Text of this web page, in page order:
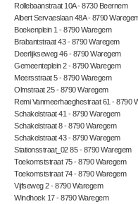
Rollebaanstraat 10A - 8730 Beernem
Albert Servaeslaan 48A - 8790
Boekenplein 1 - 8790 Waregem
Brabantstraat 43 - 8790 Waregem
Deerlijkseweg 46 - 8790 Waregem
Gemeenteplein 2 - 8790 Waregem
Meersstraat 5 - 8790 Waregem
Olmstraat 25 - 8790 Waregem
Remi Vanmeerhaeghestraat 61 - 8790
Schakelstraat 41 - 8790 Waregem
Schakelstraat 8 - 8790 Waregem
Schakelstraat 43 - 8790 Waregem
Stationsstraat_02 85 - 8790 Waregem
Toekomststraat 75 - 8790 Waregem
Toekomststraat 74 - 8790 Waregem
Vijfseweg 2 - 8790 Waregem
Windhoek 17 - 8790 Waregem